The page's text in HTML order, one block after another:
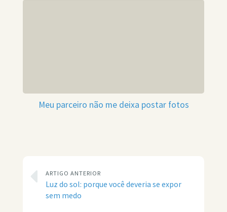
Meu parceiro não me deixa postar fotos
ARTIGO ANTERIOR
Luz do sol: porque você deveria se expor
sem medo